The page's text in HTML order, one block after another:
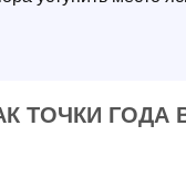
ТОЧКИ ГОДА